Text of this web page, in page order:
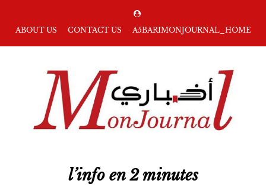
ABOUT US CONTACT US A5BARIMONJOURNAL_HOME
l’info en 2 minutes